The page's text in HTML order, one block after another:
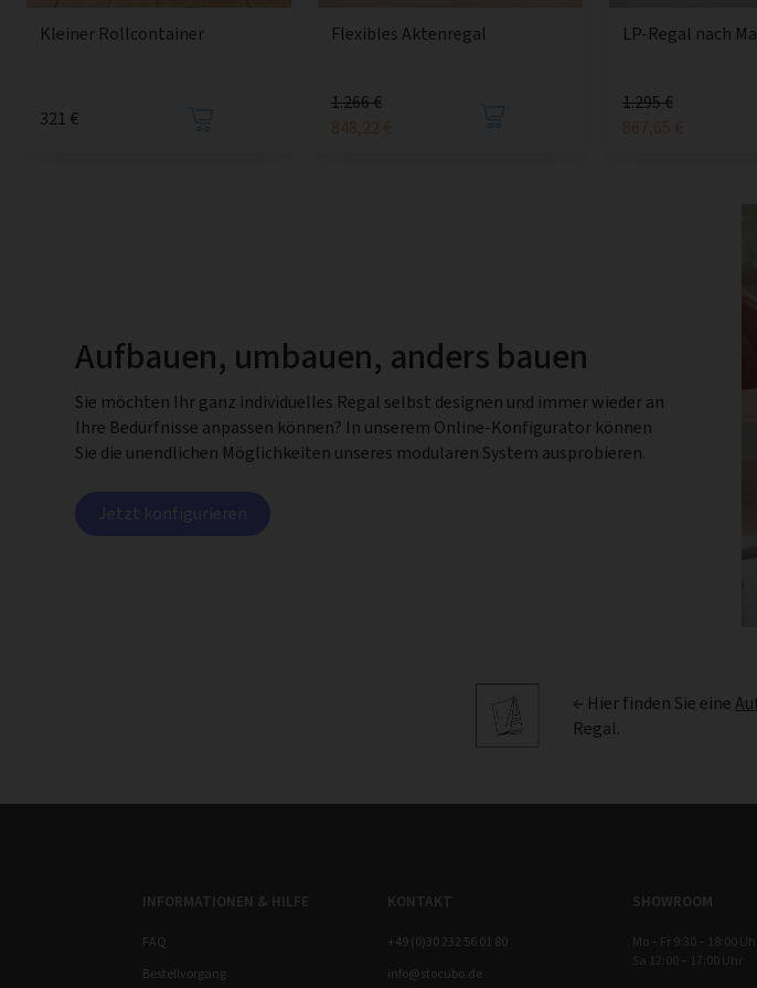
Kleiner Rollcontainer
321 €
Flexibles Aktenregal
1.266 €
848,22 €
LP-Regal nach
1.295 €
867,65 €
Aufbauen, umbauen, anders bauen
Sie möchten Ihr ganz individuelles Regal selbst designen und immer wieder an
Ihre Bedürfnisse anpassen können? In unserem Online-Konfigurator können
Sie die unendlichen Möglichkeiten unseres modularen System ausprobieren.
Jetzt konfigurieren
← Hier finden Sie eine
Regal.
INFORMATIONEN & HILFE
FAQ
Bestellvorgang
KONTAKT
+49 (0)30 232 56 01 80
info@stocubo.de
SHOWROOM
Mo – Fr 9:30 – 18:00 Uhr
Sa 12:00 – 17:00 Uhr